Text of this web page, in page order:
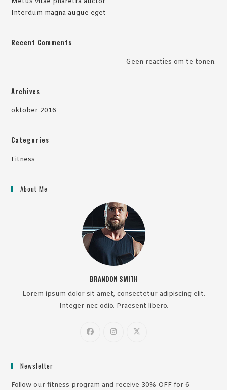
Interdum magna augue eget
Recent Comments
Geen reacties om te tonen.
Archives
oktober 2016
Categories
Fitness
About Me
BRANDON SMITH
Lorem ipsum dolor sit amet, consectetur adipiscing elit.
Integer nec odio. Praesent libero.
Newsletter
Follow our fitness program and receive 30% OFF for 6